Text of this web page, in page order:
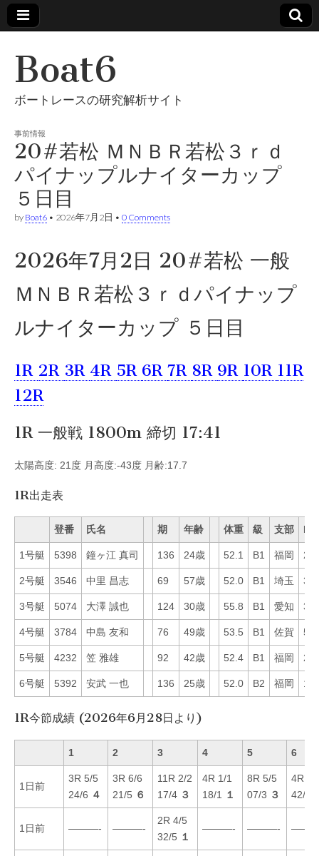
Boat6
ボートレースの研究解析サイト
事前情報
20#若松 ＭＮＢＲ若松３ｒｄ
パイナップルナイターカップ
５日目
by Boat6 • 2026年7月2日 • 0 Comments
2026年7月2日 20#若松 一般
ＭＮＢＲ若松３ｒｄパイナップ
ルナイターカップ ５日目
1R 2R 3R 4R 5R 6R 7R 8R 9R 10R 11R
12R
1R 一般戦 1800m 締切 17:41
太陽高度: 21度 月高度:-43度 月齢:17.7
1R出走表
登番 氏名 期 年齢 体重 級 支部 Mo
1号艇 5398 鐘ヶ江 真司 136 24歳 52.1 B1 福岡 23
2号艇 3546 中里 昌志 69 57歳 52.0 B1 埼玉 34
3号艇 5074 大澤 誠也 124 30歳 55.8 B1 愛知 37
4号艇 3784 中島 友和 76 49歳 53.5 B1 佐賀 5
5号艇 4232 笠 雅雄 92 42歳 52.4 B1 福岡 27
6号艇 5392 安武 一也 136 25歳 52.0 B2 福岡 16
1R今節成績 (2026年6月28日より)
1 2 3 4 5 6
1日前
3R 5/5
24/6 ４
3R 6/6
21/5 ６
11R 2/2
17/4 ３
4R 1/1
18/1
１
8R 5/5
07/3 ３
4R 6/
42/6
1日前 ———- ———-
2R 4/5
32/5 １
———- ———-